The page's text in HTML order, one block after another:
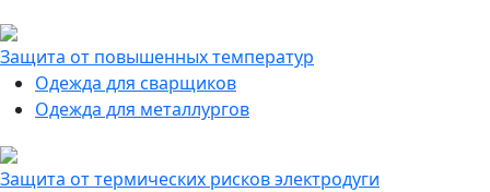
Защита от повышенных температур
Одежда для сварщиков
Одежда для металлургов
Защита от термических рисков электродуги